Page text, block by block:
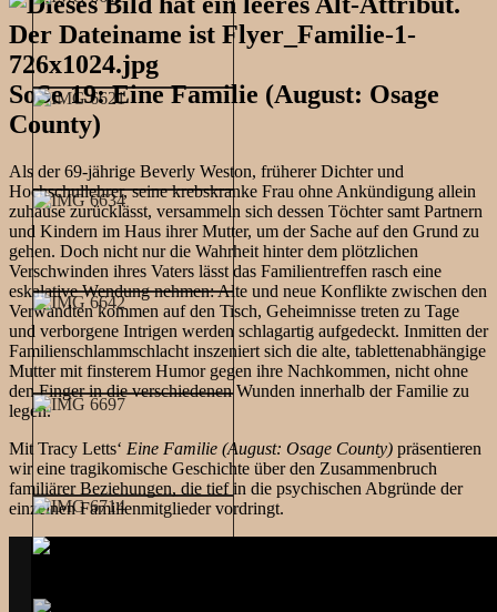
SoSe 19: Eine Familie (August: Osage
County)
Als der 69-jährige Beverly Weston, früherer Dichter und
Hochschullehrer, seine krebskranke Frau ohne Ankündigung allein
zuhause zurücklässt, versammeln sich dessen Töchter samt Partnern
und Kindern im Haus ihrer Mutter, um der Sache auf den Grund zu
gehen. Doch nicht nur die Wahrheit hinter dem plötzlichen
Verschwinden ihres Vaters lässt das Familientreffen rasch eine
eskalative Wendung nehmen: Alte und neue Konflikte zwischen den
Verwandten kommen auf den Tisch, Geheimnisse treten zu Tage
und verborgene Intrigen werden schlagartig aufgedeckt. Inmitten der
Familienschlammschlacht inszeniert sich die alte, tablettenabhängige
Mutter mit finsterem Humor gegen ihre Nachkommen, nicht ohne
den Finger in die verschiedenen Wunden innerhalb der Familie zu
legen.
Mit Tracy Letts‘ Eine Familie (August: Osage County) präsentieren
wir eine tragikomische Geschichte über den Zusammenbruch
familiärer Beziehungen, die tief in die psychischen Abgründe der
einzelnen Familienmitglieder vordringt.